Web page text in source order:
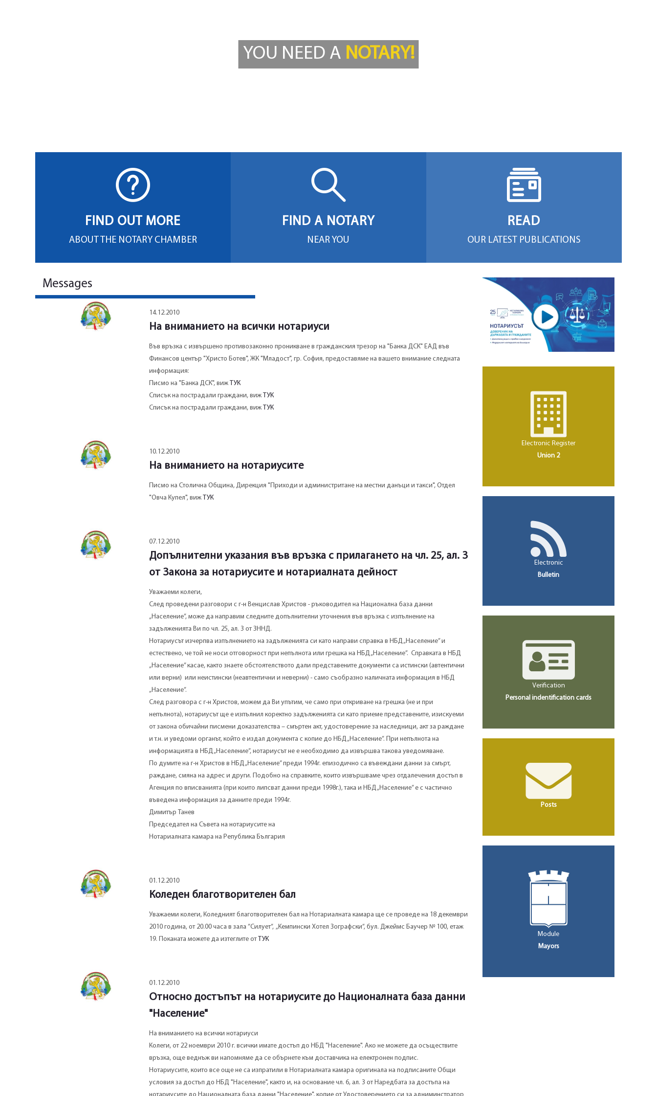
YOU NEED A NOTARY!
FIND OUT MORE
ABOUT THE NOTARY CHAMBER
FIND A NOTARY
NEAR YOU
READ
OUR LATEST PUBLICATIONS
Messages
14.12.2010
На вниманието на всички нотариуси
Във връзка с извършено противозаконно проникване в гражданския трезор на "Банка ДСК" ЕАД във
Финансов център "Христо Ботев", ЖК "Младост", гр. София, предоставяме на вашето внимание следната
информация:
Писмо на "Банка ДСК", виж ТУК
Списък на пострадали граждани, виж ТУК
Списък на пострадали граждани, виж ТУК
10.12.2010
На вниманието на нотариусите
Писмо на Столична Община, Дирекция "Приходи и администритане на местни данъци и такси", Отдел
"Овча Купел", виж ТУК
07.12.2010
Допълнителни указания във връзка с прилагането на чл. 25, ал. 3
от Закона за нотариусите и нотариалната дейност
Уважаеми колеги,
След проведени разговори с г-н Венцислав Христов - ръководител на Национална база данни
„Население”, може да направим следните допълнителни уточнения във връзка с изпълнение на
задълженията Ви по чл. 25, ал. 3 от ЗННД.
Нотариусът изчерпва изпълнението на задълженията си като направи справка в НБД „Население” и
естествено, че той не носи отговорност при непълнота или грешка на НБД „Население”. Справката в НБД
„Население” касае, както знаете обстоятелството дали представените документи са истински (автентични
или верни) или неистински (неавтентични и неверни) - само съобразно наличната информация в НБД
„Население”.
След разговора с г-н Христов, можем да Ви упътим, че само при откриване на грешка (не и при
непълнота), нотариусът ще е изпълнил коректно задълженията си като приеме представените, изискуеми
от закона обичайни писмени доказателства – смъртен акт, удостоверение за наследници, акт за раждане
и т.н. и уведоми органът, който е издал документа с копие до НБД „Население”. При непълнота на
информацията в НБД „Население”, нотариусът не е необходимо да извършва такова уведомяване.
По думите на г-н Христов в НБД „Население” преди 1994г. епизодично са въвеждани данни за смърт,
раждане, смяна на адрес и други. Подобно на справките, които извършваме чрез отдалечения достъп в
Агенция по вписванията (при които липсват данни преди 1998г.), така и НБД „Население” е с частично
въведена информация за данните преди 1994г.
Димитър Танев
Председател на Съвета на нотариусите на
Нотариалната камара на Република България
01.12.2010
Коледен благотворителен бал
Уважаеми колеги, Коледният благотворителен бал на Нотариалната камара ще се проведе на 18 декември
2010 година, от 20.00 часа в зала ”Силует”, „Кемпински Хотел Зографски”, бул. Джеймс Баучер № 100, етаж
19. Поканата можете да изтеглите от ТУК
01.12.2010
Относно достъпът на нотариусите до Националната база данни
"Население"
На вниманието на всички нотариуси
Колеги, от 22 ноември 2010 г. всички имате достъп до НБД "Население". Ако не можете да осъществите
връзка, още веднъж ви напомняме да се обърнете към доставчика на електронен подпис.
Нотариусите, които все още не са изпратили в Нотариалната камара оригинала на подписаните Общи
условия за достъп до НБД "Население", както и, на основание чл. 6, ал. 3 от Наредбата за достъпа на
Electronic Register
Union 2
Electronic
Bulletin
Verification
Personal indentification cards
Posts
Module
Mayors